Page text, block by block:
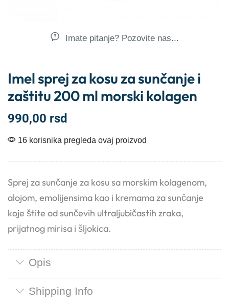
Imate pitanje? Pozovite nas...
Imel sprej za kosu za sunčanje i
zaštitu 200 ml morski kolagen
990,00 rsd
16 korisnika pregleda ovaj proizvod
Sprej za sunčanje za kosu sa morskim kolagenom,
alojom, emolijensima kao i kremama za sunčanje
koje štite od sunčevih ultraljubičastih zraka,
prijatnog mirisa i šljokica.
Opis
Shipping Info